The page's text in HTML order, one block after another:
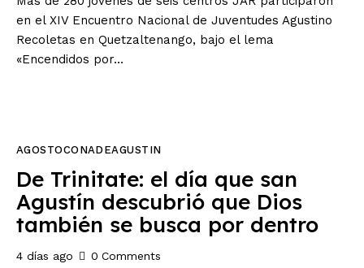
en el XIV Encuentro Nacional de Juventudes Agustino
Recoletas en Quetzaltenango, bajo el lema
«Encendidos por…
AGOSTOCONADEAGUSTIN
De Trinitate: el día que san
Agustín descubrió que Dios
también se busca por dentro
4 días ago 0 Comments